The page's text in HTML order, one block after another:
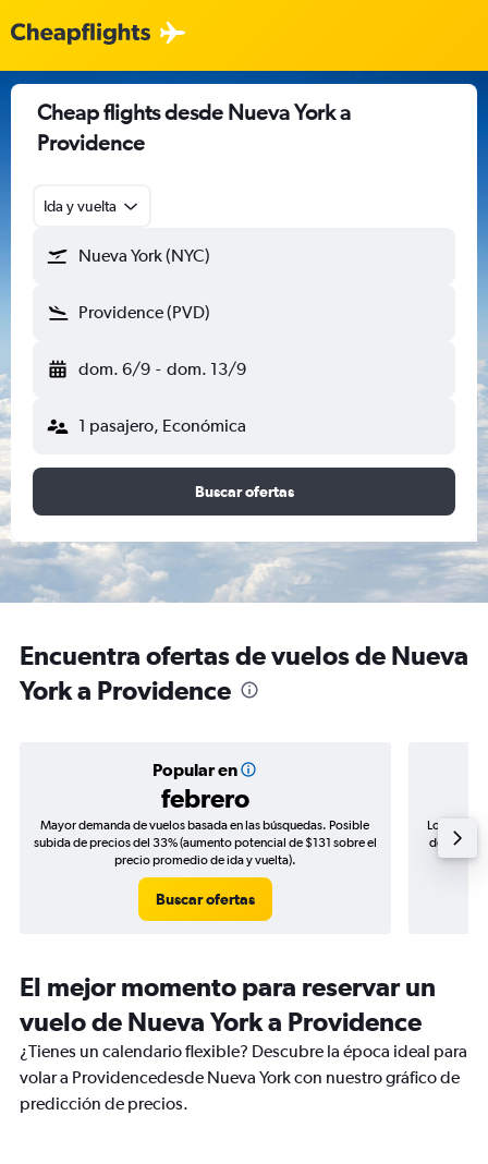
Cheap flights desde Nueva York a
Providence
Ida y vuelta
Nueva York (NYC)
Providence (PVD)
dom. 6/9 - dom. 13/9
1 pasajero, Económica
Buscar ofertas
Encuentra ofertas de vuelos de Nueva
York a Providence
Popular en
febrero
Mayor demanda de vuelos basada en las búsquedas. Posible
subida de precios del 33% (aumento potencial de $131 sobre el
precio promedio de ida y vuelta).
Buscar ofertas
Los
de
El mejor momento para reservar un
vuelo de Nueva York a Providence
¿Tienes un calendario flexible? Descubre la época ideal para
volar a Providencedesde Nueva York con nuestro gráfico de
predicción de precios.